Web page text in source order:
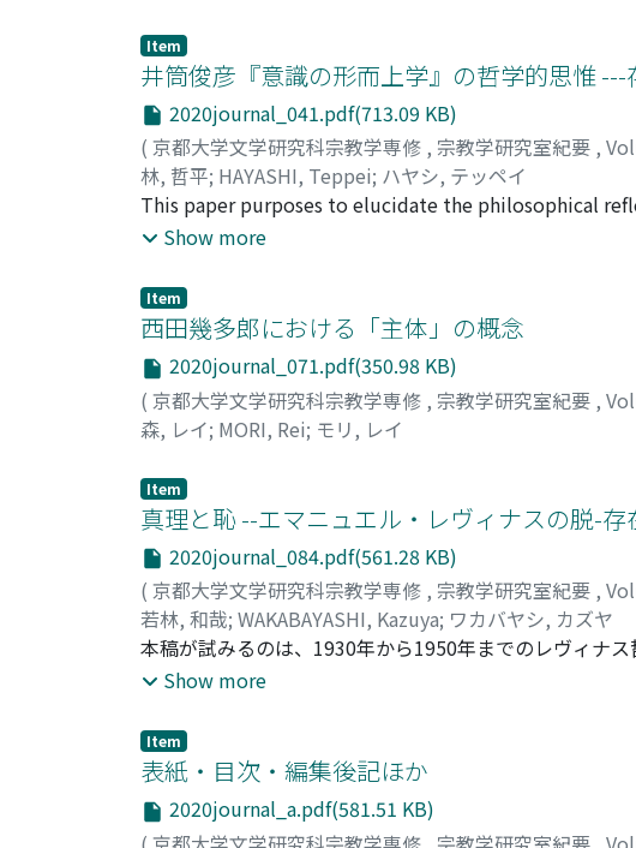
rapport à l'homme. Cependant s'il faut reconnaître
totalement "la personne". Car dans la pensée
implique aussi l'hypostase dans la Sainte Trinité de
l'impersonnel. Là, l'homme et Dieu tissent des liens
Item
井筒俊彦『意識の形而上学』の哲学的思惟
2020journal_041.pdf(713.09 KB)
( 京都大学文学研究科宗教学専修 , 宗教学研究室紀要 ,
林, 哲平; HAYASHI, Teppei; ハヤシ, テッペイ
This paper purposes to elucidate the philosophical
no Keijijōgaku) from the perspective of the
methodological basis of Izutsu's conception of
(Islam Tetsugaku no Genzo). The paper subsequently
thusness), shin (心, mind), and alayashiki (アラヤ識,
translate the word shin, a Buddhist term, as ishiki (意
this attempt denoted his experiment with intercultural
between the terms shin and ishiki, interculturally
preceding configurations described as Izutsu's
Show more
Item
西田幾多郎における「主体」の概念
2020journal_071.pdf(350.98 KB)
( 京都大学文学研究科宗教学専修 , 宗教学研究室紀要 ,
森, レイ; MORI, Rei; モリ, レイ
Item
真理と恥 --エマニュエル・レヴィナスの脱-存
2020journal_084.pdf(561.28 KB)
( 京都大学文学研究科宗教学専修 , 宗教学研究室紀要 ,
若林, 和哉; WAKABAYASHI, Kazuya; ワカバヤシ, カズヤ
本稿が試みるのは、1930年から1950年までのレヴィナ
見え隠れしているような「恥(honte)」の情動について
るのは、レヴィナスの思索における恥の貧しいまでに極
自体を恥の試練にかけるまでの問いただしであると言え
されるその極限で、生起する思索がなおもありうるとす
Show more
Item
表紙・目次・編集後記ほか
2020journal_a.pdf(581.51 KB)